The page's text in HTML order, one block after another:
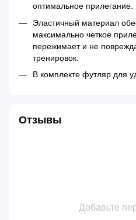
оптимальное прилегание.
Эластичный материал
максимально четкое
пережимает и не
тренировок.
В комплекте футляр для
Отзывы
Добавьте